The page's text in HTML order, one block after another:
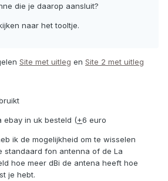
die je daarop aansluit?
naar het tooltje.
Site met uitleg en Site 2 met uitleg
ebay in uk besteld (+6 euro
ik de mogelijkheid om te wisselen
standaard fon antenna of de La
hoe meer dBi de antena heeft hoe
je hebt.